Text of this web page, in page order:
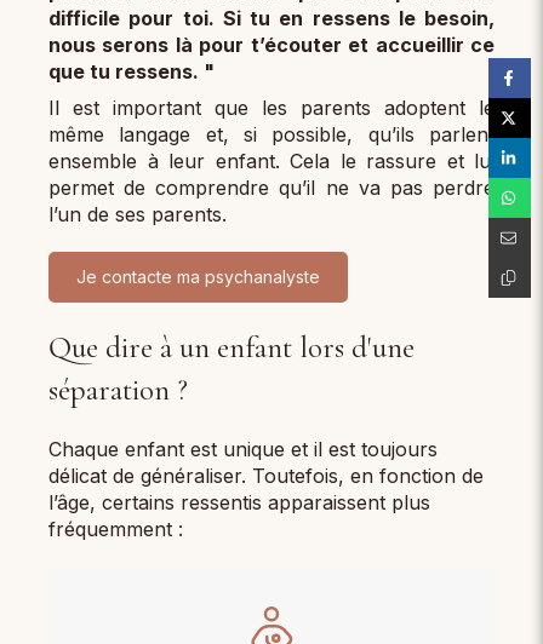
difficile pour toi. Si tu en ressens le besoin,
nous serons là pour t’écouter et accueillir ce
que tu ressens. "
Il est important que les parents adoptent le
même langage et, si possible, qu’ils parlent
ensemble à leur enfant. Cela le rassure et lui
permet de comprendre qu’il ne va pas perdre
l’un de ses parents.
Je contacte ma psychanalyste
Que dire à un enfant lors d'une
séparation ?
Chaque enfant est unique et il est toujours
délicat de généraliser. Toutefois, en fonction de
l’âge, certains ressentis apparaissent plus
fréquemment :